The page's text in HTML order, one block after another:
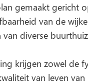
gemaakt gericht
van de
diverse
krijgen zowel de
van leven